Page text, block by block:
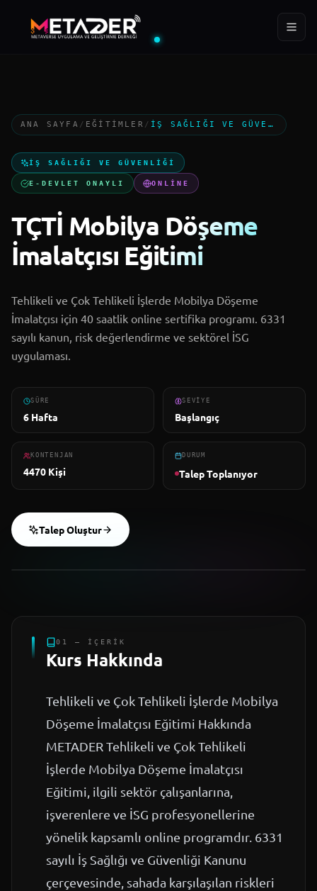
Ana Sayfa
Kurumsal
Projeler
MTD Akademi
Blog
Mağaza
Kariyer
İletişim
ANA SAYFA / EĞITIMLER / İŞ SAĞLIĞI VE GÜVENLIĞI
İŞ SAĞLIĞI VE GÜVENLIĞI
E-DEVLET ONAYLI ONLINE
TÇTİ Mobilya Döşeme
İmalatçısı Eğitimi
Tehlikeli ve Çok Tehlikeli İşlerde Mobilya Döşeme
İmalatçısı için 40 saatlik online sertifika programı. 6331
sayılı kanun, risk değerlendirme ve sektörel İSG
uygulaması.
SÜRE
6 Hafta
SEVIYE
Başlangıç
KONTENJAN
4470 Kişi
DURUM
Talep Toplanıyor
Talep Oluştur
4470 Kontenjan
01 — İÇERIK
Kurs Hakkında
Tehlikeli ve Çok Tehlikeli İşlerde Mobilya
Döşeme İmalatçısı Eğitimi Hakkında
METADER Tehlikeli ve Çok Tehlikeli
İşlerde Mobilya Döşeme İmalatçısı
Eğitimi, ilgili sektör çalışanlarına,
işverenlere ve İSG profesyonellerine
yönelik kapsamlı online programdır. 6331
sayılı İş Sağlığı ve Güvenliği Kanunu
çerçevesinde, sahada karşılaşılan riskleri